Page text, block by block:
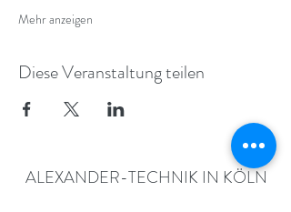
Mehr anzeigen
Diese Veranstaltung teilen
ALEXANDER-TECHNIK IN KÖLN